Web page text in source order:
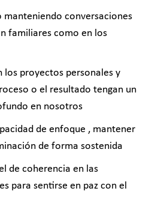
manteniendo conversaciones
familiares como en los
los proyectos personales y
o el resultado tengan un
en nosotros
de enfoque , mantener
de forma sostenida
de coherencia en las
para sentirse en paz con el